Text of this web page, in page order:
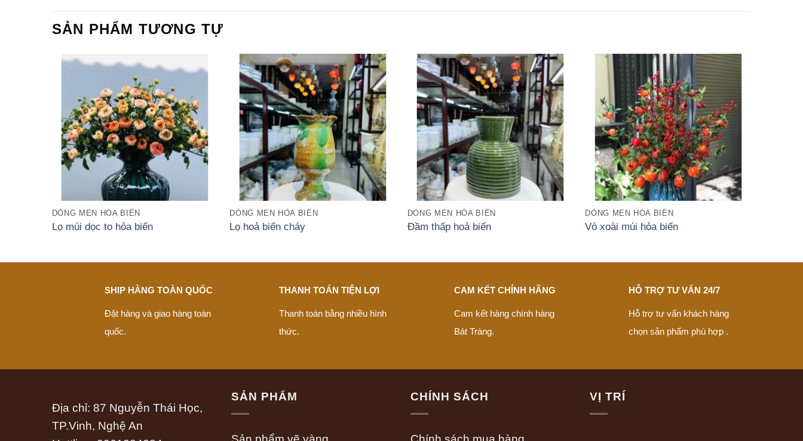
SẢN PHẨM TƯƠNG TỰ
DÒNG MEN HỎA BIẾN
Lọ múi dọc to hỏa biến
DÒNG MEN HỎA BIẾN
Lọ hoả biến cháy
DÒNG MEN HỎA BIẾN
Đầm thấp hoả biến
DÒNG MEN HỎA BIẾN
Vò xoài múi hỏa biến
SHIP HÀNG TOÀN QUỐC
Đặt hàng và giao hàng toàn
quốc.
THANH TOÁN TIỆN LỢI
Thanh toán bằng nhiều hình
thức.
CAM KẾT CHÍNH HÃNG
Cam kết hàng chính hàng
Bát Tràng.
HỖ TRỢ TƯ VẤN 24/7
Hỗ trợ tư vấn khách hàng
chọn sản phẩm phù hợp .
Địa chỉ: 87 Nguyễn Thái Học,
TP.Vinh, Nghệ An
SẢN PHẨM CHÍNH SÁCH VỊ TRÍ